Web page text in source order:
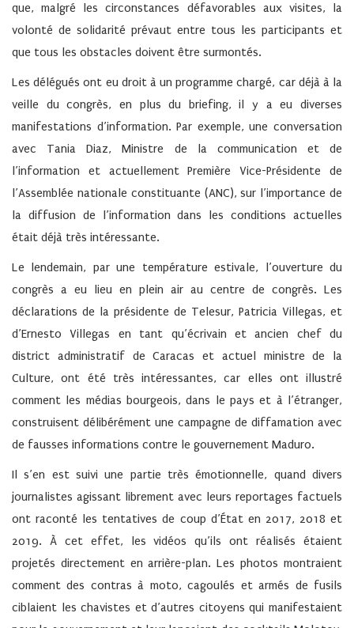
que, malgré les circonstances défavorables aux visites, la
volonté de solidarité prévaut entre tous les participants et
que tous les obstacles doivent être surmontés.
Les délégués ont eu droit à un programme chargé, car déjà à la
veille du congrès, en plus du briefing, il y a eu diverses
manifestations d’information. Par exemple, une conversation
avec Tania Diaz, Ministre de la communication et de
l’information et actuellement Première Vice-Présidente de
l’Assemblée nationale constituante (ANC), sur l’importance de
la diffusion de l’information dans les conditions actuelles
était déjà très intéressante.
Le lendemain, par une température estivale, l’ouverture du
congrès a eu lieu en plein air au centre de congrès. Les
déclarations de la présidente de Telesur, Patricia Villegas, et
d’Ernesto Villegas en tant qu’écrivain et ancien chef du
district administratif de Caracas et actuel ministre de la
Culture, ont été très intéressantes, car elles ont illustré
comment les médias bourgeois, dans le pays et à l’étranger,
construisent délibérément une campagne de diffamation avec
de fausses informations contre le gouvernement Maduro.
Il s’en est suivi une partie très émotionnelle, quand divers
journalistes agissant librement avec leurs reportages factuels
ont raconté les tentatives de coup d’État en 2017, 2018 et
2019. À cet effet, les vidéos qu’ils ont réalisés étaient
projetés directement en arrière-plan. Les photos montraient
comment des contras à moto, cagoulés et armés de fusils
ciblaient les chavistes et d’autres citoyens qui manifestaient